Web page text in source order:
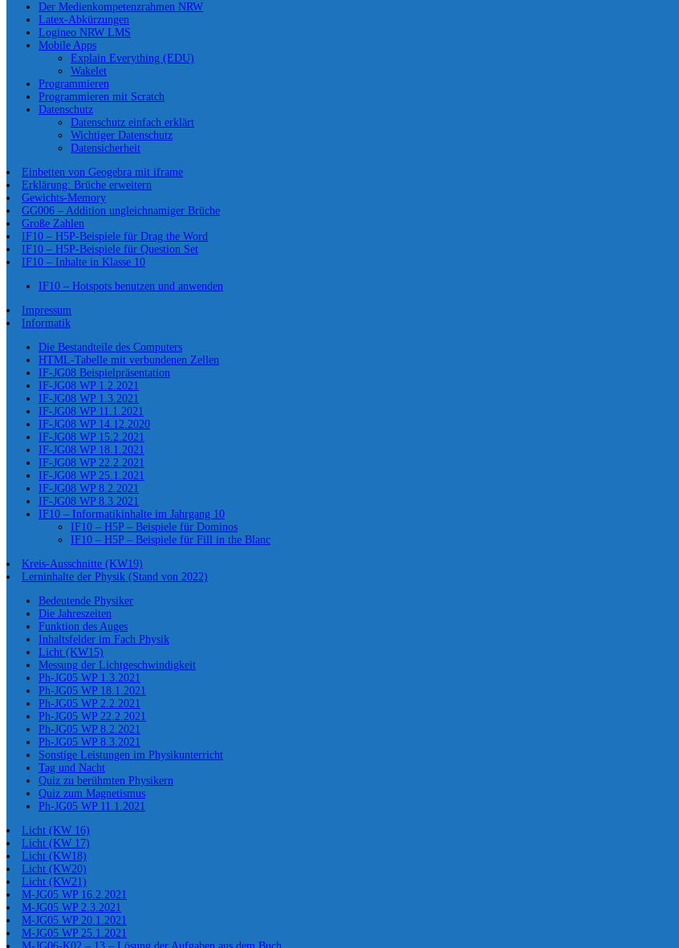
Der Medienkompetenzrahmen NRW
Latex-Abkürzungen
Logineo NRW LMS
Mobile Apps
Explain Everything (EDU)
Wakelet
Programmieren
Programmieren mit Scratch
Datenschutz
Datenschutz einfach erklärt
Wichtiger Datenschutz
Datensicherheit
Einbetten von Geogebra mit iframe
Erklärung: Brüche erweitern
Gewichts-Memory
GG006 – Addition ungleichnamiger Brüche
Große Zahlen
IF10 – H5P-Beispiele für Drag the Word
IF10 – H5P-Beispiele für Question Set
IF10 – Inhalte in Klasse 10
IF10 – Hotspots benutzen und anwenden
Impressum
Informatik
Die Bestandteile des Computers
HTML-Tabelle mit verbundenen Zellen
IF-JG08 Beispielpräsentation
IF-JG08 WP 1.2.2021
IF-JG08 WP 1.3.2021
IF-JG08 WP 11.1.2021
IF-JG08 WP 14.12.2020
IF-JG08 WP 15.2.2021
IF-JG08 WP 18.1.2021
IF-JG08 WP 22.2.2021
IF-JG08 WP 25.1.2021
IF-JG08 WP 8.2.2021
IF-JG08 WP 8.3.2021
IF10 – Informatikinhalte im Jahrgang 10
IF10 – H5P – Beispiele für Dominos
IF10 – H5P – Beispiele für Fill in the Blanc
Kreis-Ausschnitte (KW19)
Lerninhalte der Physik (Stand von 2022)
Bedeutende Physiker
Die Jahreszeiten
Funktion des Auges
Inhaltsfelder im Fach Physik
Licht (KW15)
Messung der Lichtgeschwindigkeit
Ph-JG05 WP 1.3.2021
Ph-JG05 WP 18.1.2021
Ph-JG05 WP 2.2.2021
Ph-JG05 WP 22.2.2021
Ph-JG05 WP 8.2.2021
Ph-JG05 WP 8.3.2021
Sonstige Leistungen im Physikunterricht
Tag und Nacht
Quiz zu berühmten Physikern
Quiz zum Magnetismus
Ph-JG05 WP 11.1.2021
Licht (KW 16)
Licht (KW 17)
Licht (KW18)
Licht (KW20)
Licht (KW21)
M-JG05 WP 16.2.2021
M-JG05 WP 2.3.2021
M-JG05 WP 20.1.2021
M-JG05 WP 25.1.2021